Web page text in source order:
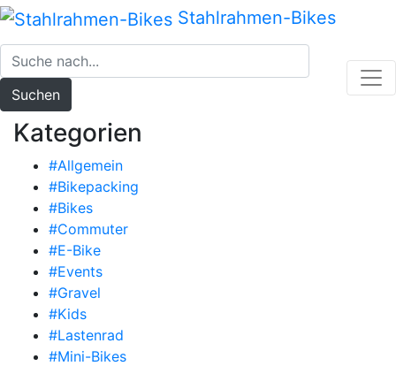
Zum
Inhalt
springen
Stahlrahmen-Bikes
Suchen
Kategorien
#Allgemein
#Bikepacking
#Bikes
#Commuter
#E-Bike
#Events
#Gravel
#Kids
#Lastenrad
#Mini-Bikes